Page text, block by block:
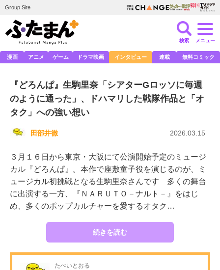
Group Site
検索 メニュー
漫画 アニメ ゲーム ドラマ映画 インタビュー 連載 無料コミック
『どろんぱ』生駒里奈「シアターGロッソに毎週
のように通った」、ドハマリした戦隊作品と「オ
タク」への強い想い
田部井徹 2026.03.15
３月１６日から東京・大阪にて公演開始予定のミュージ
カル『どろんぱ』。本作で座敷童子役を演じるのが、ミ
ュージカル初挑戦となる生駒里奈さんです 多くの舞台
に出演する一方、『ＮＡＲＵＴＯ－ナルト－』をはじ
め、多くのポップカルチャーを愛するオタク…
続きを読む
たべいとおる